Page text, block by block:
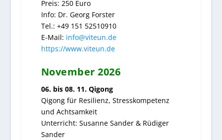
Preis: 250 Euro
Info: Dr. Georg Forster
Tel.: +49 151 52510910
E-Mail: info@viteun.de
https://www.viteun.de
November 2026
06. bis 08. 11. Qigong
Qigong für Resilienz, Stresskompetenz
und Achtsamkeit
Unterricht: Susanne Sander & Rüdiger
Sander